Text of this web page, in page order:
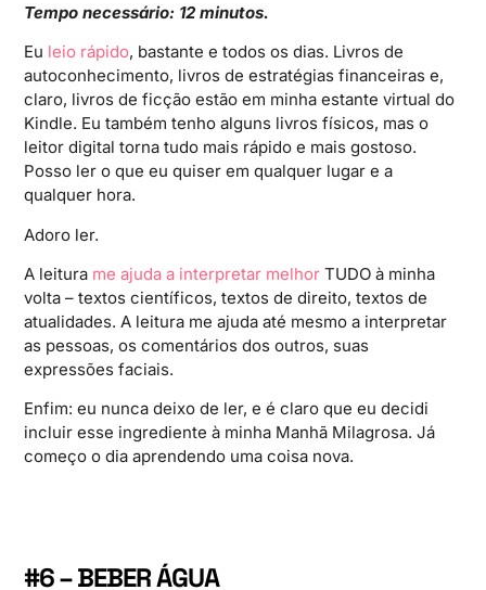
Tempo necessário: 12 minutos.
Eu leio rápido, bastante e todos os dias. Livros de
autoconhecimento, livros de estratégias financeiras e,
claro, livros de ficção estão em minha estante virtual do
Kindle. Eu também tenho alguns livros físicos, mas o
leitor digital torna tudo mais rápido e mais gostoso.
Posso ler o que eu quiser em qualquer lugar e a
qualquer hora.
Adoro ler.
A leitura me ajuda a interpretar melhor TUDO à minha
volta – textos científicos, textos de direito, textos de
atualidades. A leitura me ajuda até mesmo a interpretar
as pessoas, os comentários dos outros, suas
expressões faciais.
Enfim: eu nunca deixo de ler, e é claro que eu decidi
incluir esse ingrediente à minha Manhã Milagrosa. Já
começo o dia aprendendo uma coisa nova.
#6 – BEBER ÁGUA